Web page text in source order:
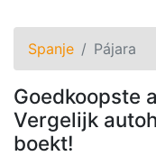
Spanje Pájara
Goedkoopste
Vergelijk
boekt!